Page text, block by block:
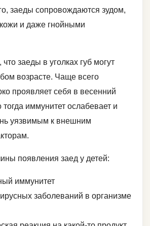
заеды сопровождаются зудом,
и даже гнойными
что заеды в уголках губ могут
возрасте. Чаще всего
проявляет себя в весенний
иммунитет ослабевает и
уязвимым к внешним
появления заед у детей:
иммунитет
заболеваний в организме